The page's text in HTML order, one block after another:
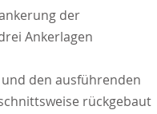
der
Ankerlagen
den ausführenden
rückgebaut